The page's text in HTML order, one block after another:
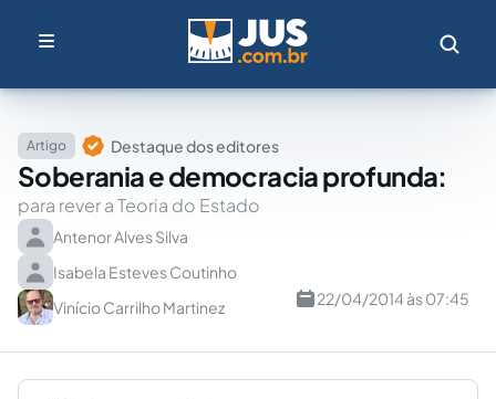
Artigo Destaque dos editores
Soberania e democracia profunda:
para rever a Teoria do Estado
Antenor Alves Silva
Isabela Esteves Coutinho
Vinício Carrilho Martinez
22/04/2014 às 07:45